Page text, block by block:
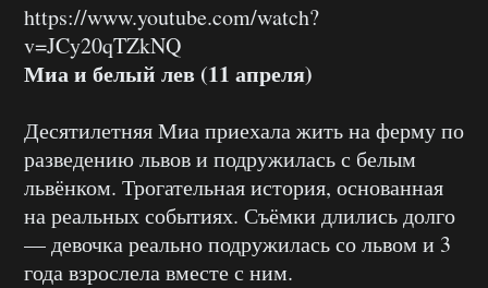
https://www.youtube.com/watch?
v=JCy20qTZkNQ
Миа и белый лев (11 апреля)
Десятилетняя Миа приехала жить на ферму по
разведению львов и подружилась с белым
львёнком. Трогательная история, основанная
на реальных событиях. Съёмки длились долго
— девочка реально подружилась со львом и 3
года взрослела вместе с ним.